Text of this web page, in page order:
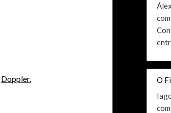
Doppler.
O